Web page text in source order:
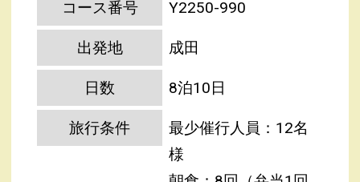
コース番号 Y2250-990
出発地 成田
日数 8泊10日
旅行条件
最少催行人員：12名
様